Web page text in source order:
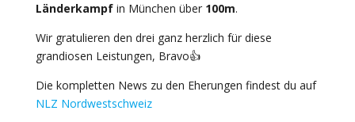
Länderkampfin München über 100m.
Wir gratulieren den drei ganz herzlich für diese
grandiosen Leistungen, Bravo👍
Die kompletten News zu den Eherungen findest du auf
NLZ Nordwestschweiz